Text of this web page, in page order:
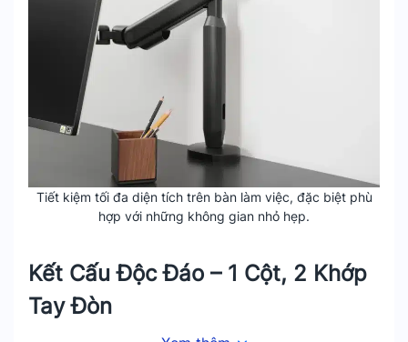
Tiết kiệm tối đa diện tích trên bàn làm việc, đặc biệt phù
hợp với những không gian nhỏ hẹp.
Kết Cấu Độc Đáo – 1 Cột, 2 Khớp
Tay Đòn